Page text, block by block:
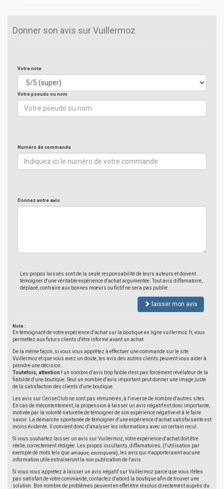
Donner son avis sur Vuillermoz
Votre note
Votre pseudo ou nom
Numéro de commande
Donnez votre avis
Les propos laissés sont de la seule responsabilité de leurs auteurs et doivent
témoigner d'une véritable expérience d'achat argumentée. Tout avis diffamatoire,
déplacé, contraire aux bonnes moeurs ou fictif ne sera pas publié
laisser mon avis
Note :
En témoignant de votre expérience d'achat sur la boutique en ligne vuillermoz.fr, vous
permettez aux futurs clients d'être informé avant un achat.
De la même façon, si vous vous apprêtez à effectuer une commande sur le site
Vuillermoz et que vous avez un doute, les avis des autres clients peuvent vous aider à
prendre une décision.
Toutefois, attention ! un nombre d'avis trop faible n'est pas forcément révélateur de la
fiabilité d'une boutique. Seul un nombre d'avis important peut donner une image juste
de la satisfaction des clients d'une boutique.
Les avis sur CeriseClub ne sont pas rémunérés, à l'inverse de nombre d'autres sites.
En cas de mécontentement, la propension à laisser un avis négatif est donc importante,
motivée par la volonté naturelle de témoigner de son expérience négative et à le faire
savoir. La démarche spontanée de témoigner d'une expérience d'achat satisfaisante est
moins évidente. Il convient donc d'analyser les informations avec un certain recul.
Si vous souhaitez laisser un avis sur Vuillermoz, votre expérience d'achat doit être
réelle, correctement rédigée. Les propos insultants, diffamatoires, (l'utilisation par
exemple de mots tels que arnaque, escroquerie), les avis qui n'apporteraient aucune
information utile entraîneront la non publication de l'avis.
Si vous vous apprêtez à laisser un avis négatif sur Vuillermoz parce que vous n'êtes
pas satisfait de votre commande, contactez d'abord la boutique afin de trouver une
solution. Bon nombre de problèmes peuvent en effet être résolus directement auprès du